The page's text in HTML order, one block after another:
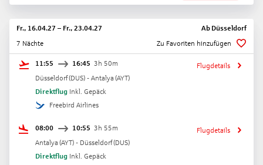
Fr., 16.04.27 – Fr., 23.04.27 Ab Düsseldorf
7 Nächte
Zu Favoriten hinzufügen
11:55 16:45 3h 50m
Düsseldorf(DUS) - Antalya (AYT)
Direktflug Inkl. Gepäck
Freebird Airlines
Flugdetails
08:00 10:55 3h 55m
Antalya (AYT) - Düsseldorf(DUS)
Direktflug Inkl. Gepäck
Flugdetails